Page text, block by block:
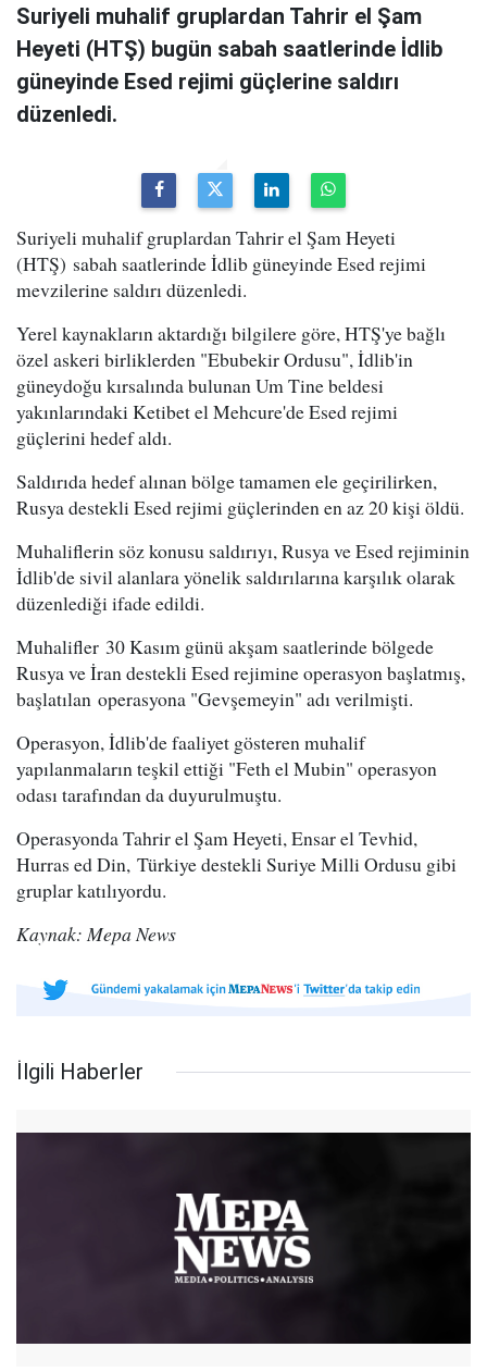
Suriyeli muhalif gruplardan Tahrir el Şam
Heyeti (HTŞ) bugün sabah saatlerinde İdlib
güneyinde Esed rejimi güçlerine saldırı
düzenledi.
Suriyeli muhalif gruplardan Tahrir el Şam Heyeti
(HTŞ) sabah saatlerinde İdlib güneyinde Esed rejimi
mevzilerine saldırı düzenledi.
Yerel kaynakların aktardığı bilgilere göre, HTŞ'ye bağlı
özel askeri birliklerden "Ebubekir Ordusu", İdlib'in
güneydoğu kırsalında bulunan Um Tine beldesi
yakınlarındaki Ketibet el Mehcure'de Esed rejimi
güçlerini hedef aldı.
Saldırıda hedef alınan bölge tamamen ele geçirilirken,
Rusya destekli Esed rejimi güçlerinden en az 20 kişi öldü.
Muhaliflerin söz konusu saldırıyı, Rusya ve Esed rejiminin
İdlib'de sivil alanlara yönelik saldırılarına karşılık olarak
düzenlediği ifade edildi.
Muhalifler 30 Kasım günü akşam saatlerinde bölgede
Rusya ve İran destekli Esed rejimine operasyon başlatmış,
başlatılan operasyona "Gevşemeyin" adı verilmişti.
Operasyon, İdlib'de faaliyet gösteren muhalif
yapılanmaların teşkil ettiği "Feth el Mubin" operasyon
odası tarafından da duyurulmuştu.
Operasyonda Tahrir el Şam Heyeti, Ensar el Tevhid,
Hurras ed Din, Türkiye destekli Suriye Milli Ordusu gibi
gruplar katılıyordu.
Kaynak: Mepa News
İlgili Haberler